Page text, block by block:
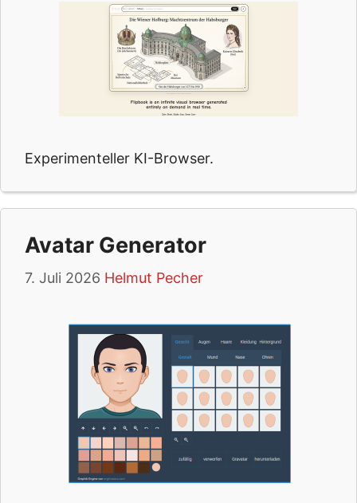
Experimenteller KI-Browser.
Avatar Generator
7. Juli 2026 Helmut Pecher